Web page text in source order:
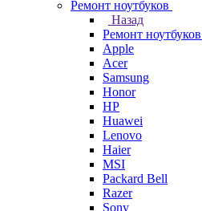
Ремонт ноутбуков
Назад
Ремонт ноутбуков
Apple
Acer
Samsung
Honor
HP
Huawei
Lenovo
Haier
MSI
Packard Bell
Razer
Sony